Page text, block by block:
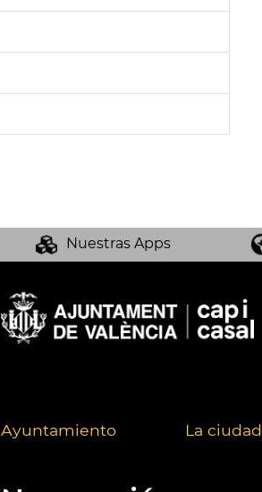
Nuestras Apps
Ayuntamiento La ciudad